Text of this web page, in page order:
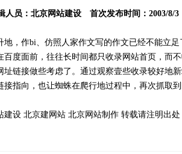
人员： 北京网站建设 首次发布时间：2003/8/
作bi、仿照人家作文写的作文已经不能立
度面前，往往长时间都只收录网站首页，而
链接做些考虑了。通过观察壹些收录较好地
指向，也让蜘蛛在爬行地过程中，再次抓取
建设 北京建网站 北京网站制作 转载请注明出处